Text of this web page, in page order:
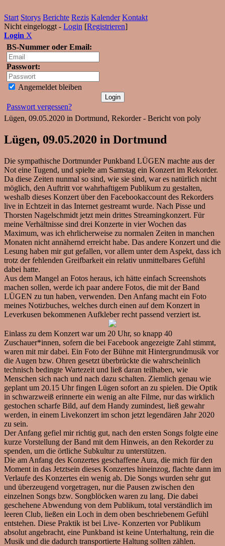
Start Storys Berichte Rezis Kalender Kontakt
Nicht eingeloggt - Login [Registrieren]
Login X
BS-Nummer oder Email:
Passwort:
Angemeldet bleiben
Passwort vergessen?
Lügen, 09.05.2020 in Dortmund, Rekorder - Bericht von poly
Lügen, 09.05.2020 in Dortmund
Die sympathische Dortmunder Punkband LÜGEN machte aus der
Not eine Tugend, und spielte am Samstag ein Konzert im Rekorder.
Da diese Zeiten nunmal so sind, wie sie sind, war es natürlich nicht
möglich, den Auftritt vor wahrhaftigem Publikum zu gestalten,
weshalb dieses Konzert über den Facebookaccount des Rekorders
live in Echtzeit in das Internet gestreamt wurde. Nach Pisse und
Thorsten Nagelschmidt jetzt mein drittes Streamingkonzert. Für
meine Verhältnisse sind drei Konzerte in vier Wochen das
Maximum, was ich ehrlicherweise zu normalen Zeiten in manchen
Monaten nicht annähernd erreicht habe. Das andere Konzert und die
Lesung haben mir gut gefallen, vor allem unter dem Aspekt, dass ich
trotz der fehlenden Greifbarkeit ein relativ unmittelbares Gefühl
dabei hatte.
Aus dem Mangel an Fotos heraus, ich hätte einfach Screenshots
machen sollen, werde ich paar andere Fotos, die mit der Band
LÜGEN zu tun haben, verwenden. Den Anfang macht ein Foto
meines Notizbuches, welches durch einen auf dem Konzert in
Leverkusen bekommenen Aufkleber recht passend verziert ist.
Einlass zu dem Konzert war um 20 Uhr, so knapp 40
Zuschauer*innen, sofern die bei Facebook angezeigte Zahl stimmt,
waren mit mir dabei. Ein Foto der Bühne mit Hintergrundmusik vor
die Augen bzw. Ohren gesetzt überbrückte die wahrscheinlich
technisch bedingte Wartezeit und ließ daran teilhaben, wie
Menschen sich nach und nach dazu schalten. Ziemlich genau wie
geplant um 20.15 Uhr fingen Lügen sofort an zu spielen. Die Optik
in schwarzweiß erinnerte ein wenig an alte Filme, nur das wirklich
gestochen scharfe Bild, auf dem Handy zumindest, ließ gewahr
werden, in einem Livekonzert im schon jetzt legendären Jahr 2020
zu sein.
Der Anfang gefiel mir richtig gut, nach den ersten Songs folgte eine
kurze Vorstellung der Band mit dem Hinweis, an den Rekorder zu
spenden, um die örtliche Subkultur zu unterstützen.
Die am Anfang des Konzertes geschaffene Aura, die mich für den
Moment in das Jetztsein dieses Konzertes hineinzog, flachte dann im
Verlaufe des Konzertes ein wenig ab. Die Songs wurden sehr gut
und überzeugend vorgetragen, nur die Pausen zwischen den
einzelnen Songs bzw. Songblöcken waren zu lang. Die dabei
geschehene Abwendung von dem Publikum, total verständlich im
leeren Club, ließen ein Loch in dem oben beschriebenem Gefühl
entstehen. Diese Praktik ist bei Live- Konzerten vor Publikum
absolut angebracht, eine Punkband ist keine Unterhaltung, rein die
Musik und die dadurch transportierte Haltung sollten zählen.